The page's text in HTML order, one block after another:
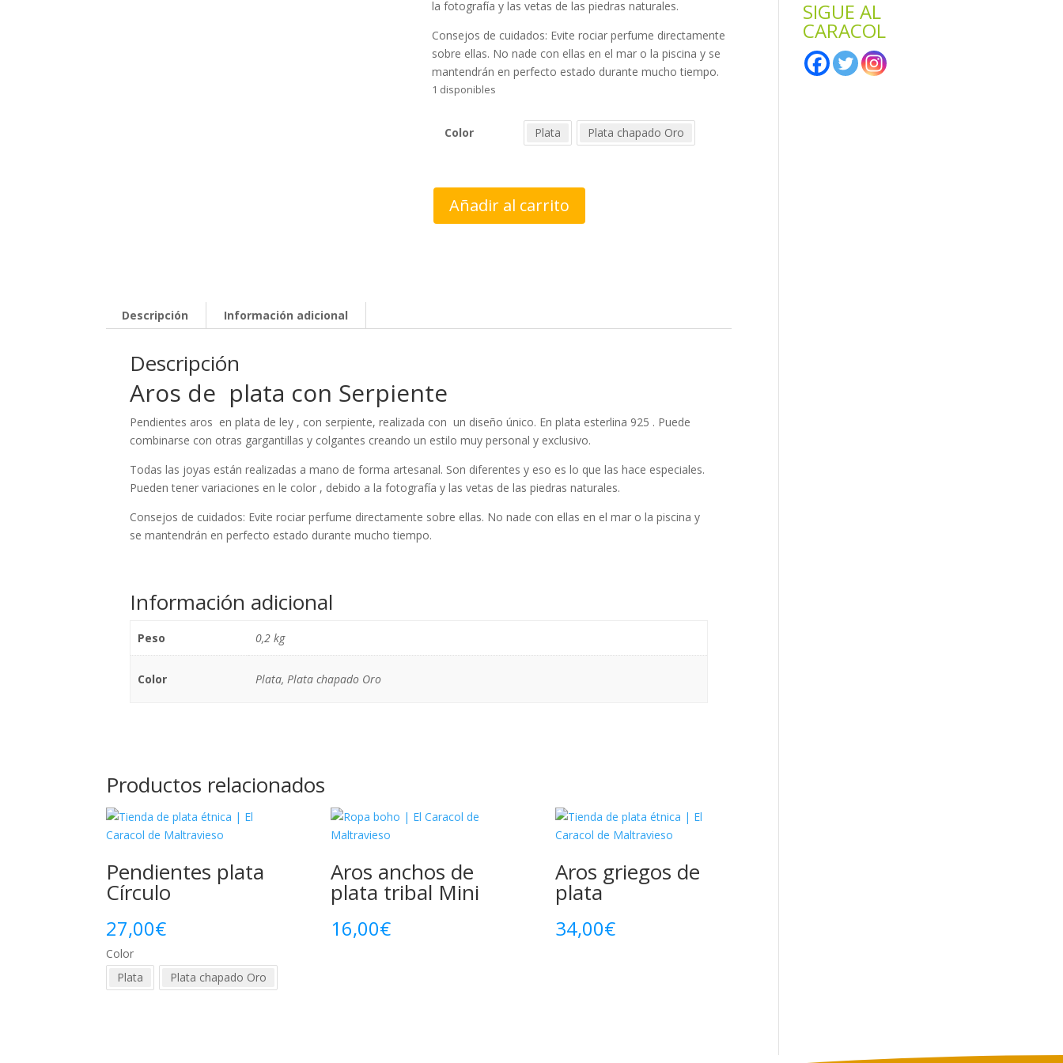
la fotografía y las vetas de las piedras naturales.
Consejos de cuidados: Evite rociar perfume directamente
sobre ellas. No nade con ellas en el mar o la piscina y se
mantendrán en perfecto estado durante mucho tiempo.
1 disponibles
Color Plata Plata chapado Oro
Aros
Añadir al carrito
Descripción Información adicional
Descripción
Aros de plata con Serpiente
Pendientes aros en plata de ley , con serpiente, realizada con un diseño único. En plata esterlina 925 . Puede
combinarse con otras gargantillas y colgantes creando un estilo muy personal y exclusivo.
Todas las joyas están realizadas a mano de forma artesanal. Son diferentes y eso es lo que las hace especiales.
Pueden tener variaciones en le color , debido a la fotografía y las vetas de las piedras naturales.
Consejos de cuidados: Evite rociar perfume directamente sobre ellas. No nade con ellas en el mar o la piscina y
se mantendrán en perfecto estado durante mucho tiempo.
Información adicional
Peso 0,2 kg
Color Plata, Plata chapado Oro
Productos relacionados
Pendientes plata
Círculo
27,00€
Color
Plata
Plata chapado Oro
Aros anchos de
plata tribal Mini
16,00€
Aros griegos de
plata
34,00€
SIGUE AL
CARACOL